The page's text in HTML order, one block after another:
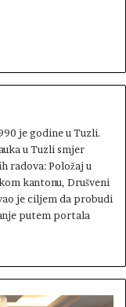
je godine u Tuzli.
u Tuzli smjer
radova: Položaj u
kantonu, Drušveni
je ciljem da probudi
putem portala